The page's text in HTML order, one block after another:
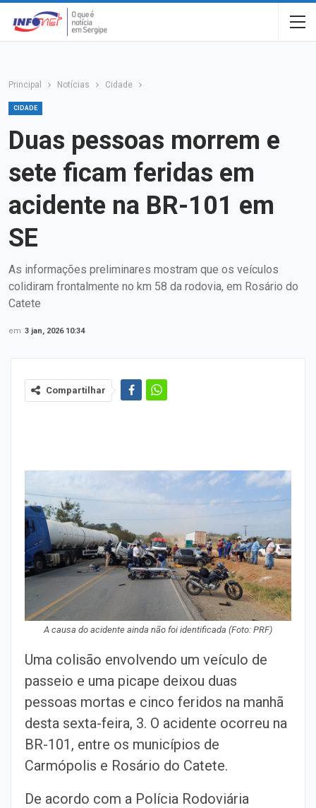
Principal Notícias Cidade
CIDADE
Duas pessoas morrem e
sete ficam feridas em
acidente na BR-101 em
SE
As informações preliminares mostram que os veículos
colidiram frontalmente no km 58 da rodovia, em Rosário do
Catete
em 3 jan, 2026 10:34
Compartilhar
A causa do acidente ainda não foi identificada (Foto: PRF)
Uma colisão envolvendo um veículo de
passeio e uma picape deixou duas
pessoas mortas e cinco feridos na manhã
desta sexta-feira, 3. O acidente ocorreu na
BR-101, entre os municípios de
Carmópolis e Rosário do Catete.
De acordo com a Polícia Rodoviária